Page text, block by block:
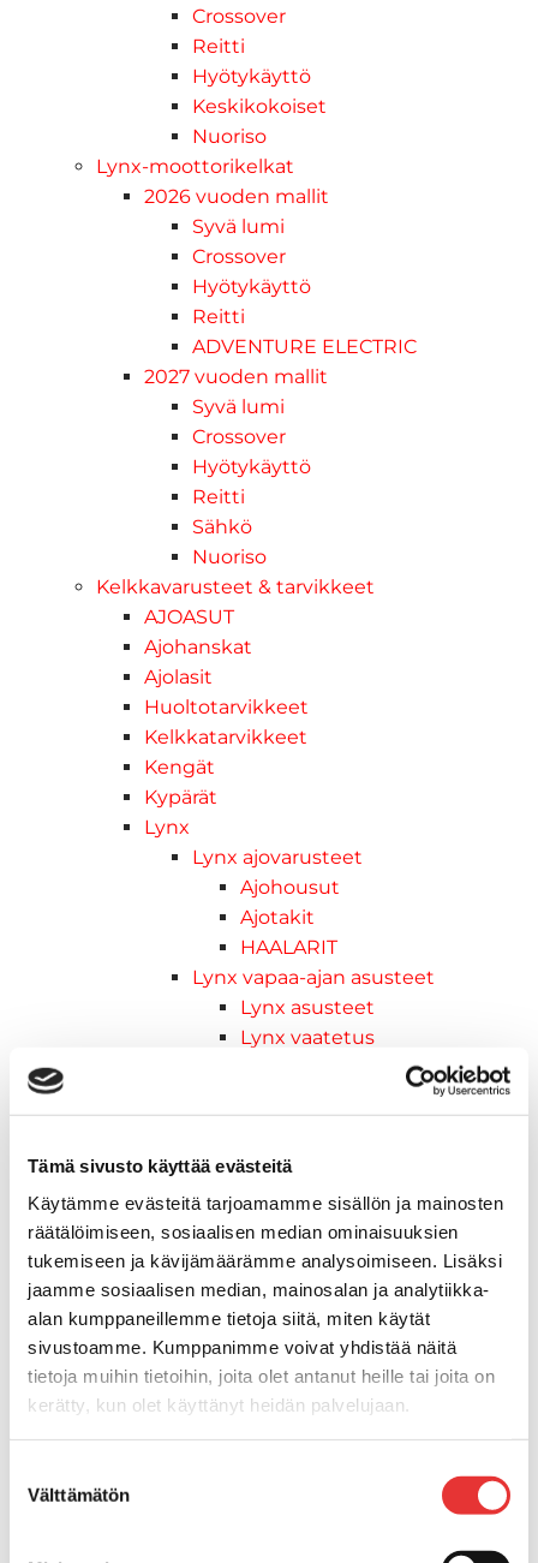
Tämä sivusto käyttää evästeitä
Käytämme evästeitä tarjoamamme sisällön ja mainosten
räätälöimiseen, sosiaalisen median ominaisuuksien
tukemiseen ja kävijämäärämme analysoimiseen. Lisäksi
jaamme sosiaalisen median, mainosalan ja analytiikka-
alan kumppaneillemme tietoja siitä, miten käytät
sivustoamme. Kumppanimme voivat yhdistää näitä
tietoja muihin tietoihin, joita olet antanut heille tai joita on
kerätty, kun olet käyttänyt heidän palvelujaan.
valinta
Välttämätön
Crossover
Reitti
Hyötykäyttö
Keskikokoiset
Nuoriso
Lynx-moottorikelkat
2026 vuoden mallit
Syvä lumi
Crossover
Hyötykäyttö
Reitti
ADVENTURE ELECTRIC
2027 vuoden mallit
Syvä lumi
Crossover
Hyötykäyttö
Reitti
Sähkö
Nuoriso
Kelkkavarusteet & tarvikkeet
AJOASUT
Ajohanskat
Ajolasit
Huoltotarvikkeet
Kelkkatarvikkeet
Kengät
Kypärät
Lynx
Lynx ajovarusteet
Ajohousut
Ajotakit
HAALARIT
Lynx vapaa-ajan asusteet
Lynx asusteet
Lynx vaatetus
Suojavarusteet
Vapaa-aika
Variaattorin hihnat
Woody's ohjausraudat
Mönkijät
Can-Am traktorimönkijät
Can-Am traktorimönkijät 2025
Can-Am traktorimönkijät 2026